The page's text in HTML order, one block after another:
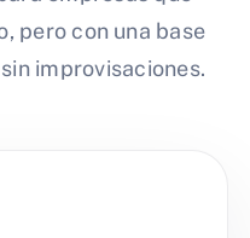
pero con una base
improvisaciones.